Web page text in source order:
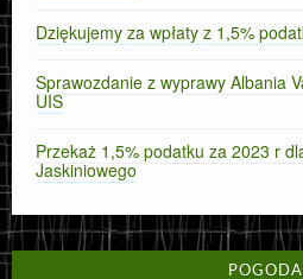
Dziękujemy za wpłaty z 1,5%
Sprawozdanie z wyprawy Albania
UIS
Przekaż 1,5% podatku za 2023 r
Jaskiniowego
POGODA